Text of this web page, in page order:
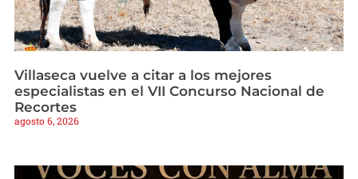
Villaseca vuelve a citar a los mejores
especialistas en el VII Concurso Nacional de
Recortes
agosto 6, 2026